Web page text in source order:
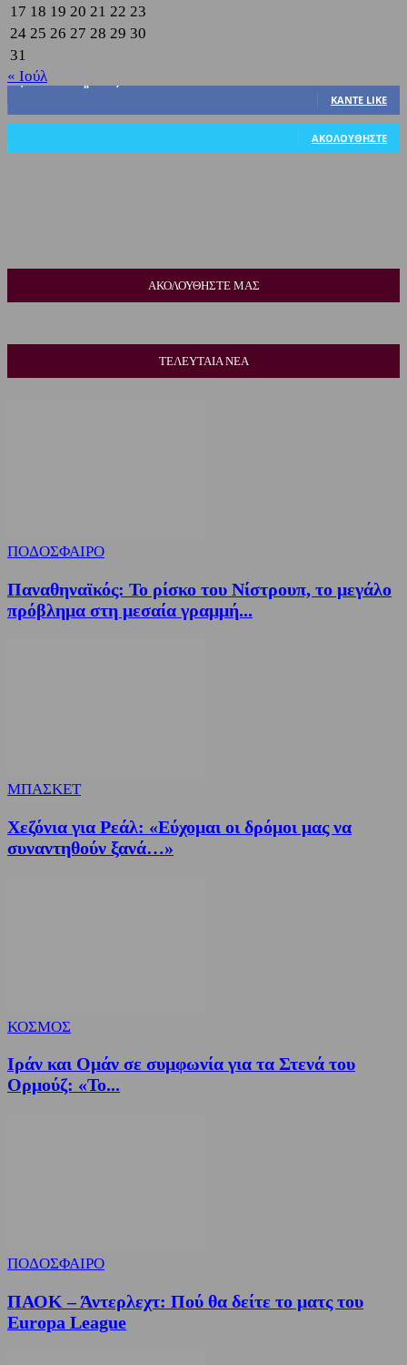
17 18 19 20 21 22 23
24 25 26 27 28 29 30
31
« Ιούλ
3,822
ΚΆΝΤΕ LIKE
ΑΚΟΛΟΥΘΉΣΤΕ
ΑΚΟΛΟΥΘΗΣΤΕ ΜΑΣ
ΤΕΛΕΥΤΑΙΑ ΝΕΑ
ΠΟΔΟΣΦΑΙΡΟ
Παναθηναϊκός: Το ρίσκο του Νίστρουπ, το μεγάλο
πρόβλημα στη μεσαία γραμμή...
ΜΠΑΣΚΕΤ
Χεζόνια για Ρεάλ: «Εύχομαι οι δρόμοι μας να
συναντηθούν ξανά…»
ΚΟΣΜΟΣ
Ιράν και Ομάν σε συμφωνία για τα Στενά του
Ορμούζ: «Το...
ΠΟΔΟΣΦΑΙΡΟ
ΠΑΟΚ – Άντερλεχτ: Πού θα δείτε το ματς του
Europa League